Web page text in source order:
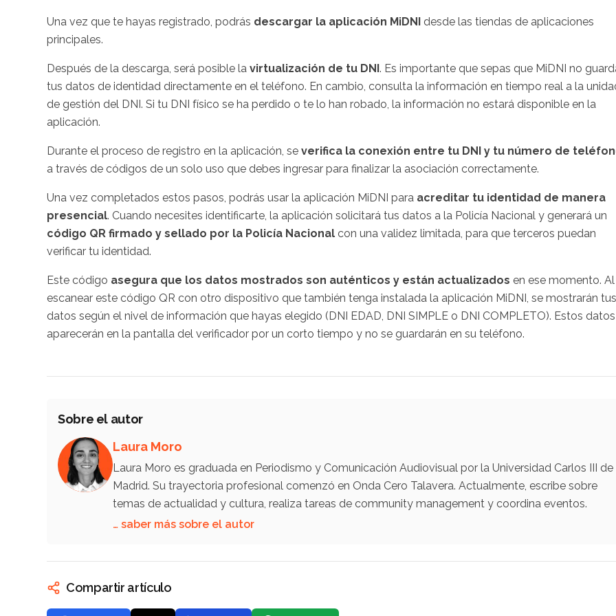
Una vez que te hayas registrado, podrás descargar la aplicación MiDNI
desde las tiendas de aplicaciones
principales.
Después de la descarga, será posible la virtualización de tu DNI . Es importante que sepas que MiDNI no
tus datos de identidad directamente en el teléfono. En cambio, consulta la información en tiempo real a la
de gestión del DNI. Si tu DNI físico se ha perdido o te lo han robado, la información no estará disponible en la
aplicación.
Durante el proceso de registro en la aplicación, se verifica la conexión entre tu DNI y tu número de
a través de códigos de un solo uso que debes ingresar para finalizar la asociación correctamente.
Una vez completados estos pasos, podrás usar la aplicación MiDNI para acreditar tu identidad de manera
presencial. Cuando necesites identificarte, la aplicación solicitará tus datos a la Policía Nacional y generará un
código QR firmado y sellado por la Policía Nacional con una validez limitada, para que terceros puedan
verificar tu identidad.
Este código asegura que los datos mostrados son auténticos y están actualizados en ese momento. Al
escanear este código QR con otro dispositivo que también tenga instalada la aplicación MiDNI, se mostrarán tus
datos según el nivel de información que hayas elegido (DNI EDAD, DNI SIMPLE o DNI COMPLETO). Estos datos
aparecerán en la pantalla del verificador por un corto tiempo y no se guardarán en su teléfono.
Sobre el autor
Laura Moro
Laura Moro es graduada en Periodismo y Comunicación Audiovisual por la Universidad Carlos III de
Madrid. Su trayectoria profesional comenzó en Onda Cero Talavera. Actualmente, escribe sobre
temas de actualidad y cultura, realiza tareas de community management y coordina eventos.
… saber más sobre el autor
Compartir artículo